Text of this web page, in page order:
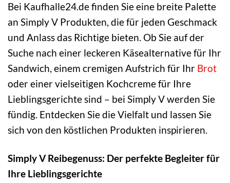
Bei Kaufhalle24.de finden Sie eine breite Palette
an Simply V Produkten, die für jeden Geschmack
und Anlass das Richtige bieten. Ob Sie auf der
Suche nach einer leckeren Käsealternative für Ihr
Sandwich, einem cremigen Aufstrich für Ihr Brot
oder einer vielseitigen Kochcreme für Ihre
Lieblingsgerichte sind – bei Simply V werden Sie
fündig. Entdecken Sie die Vielfalt und lassen Sie
sich von den köstlichen Produkten inspirieren.
Simply V Reibegenuss: Der perfekte Begleiter für
Ihre Lieblingsgerichte